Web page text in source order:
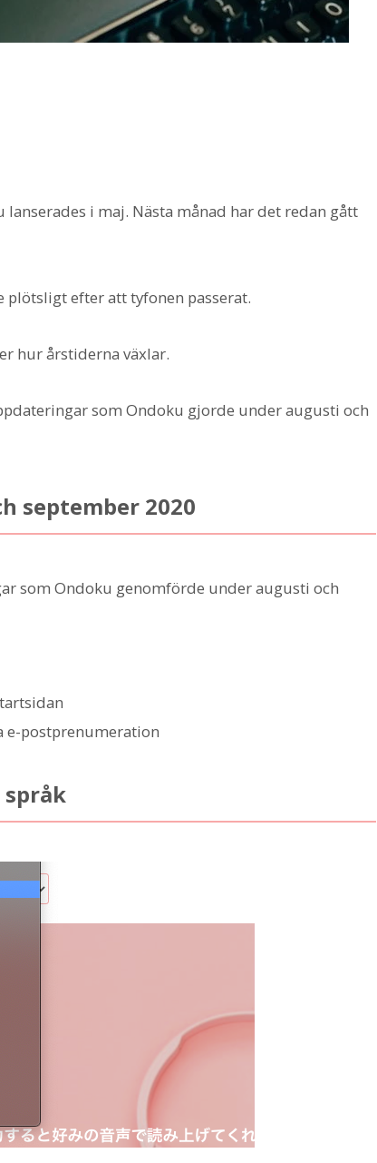
i maj. Nästa månad har det redan gått
plötsligt efter att tyfonen passerat.
hur årstiderna växlar.
som Ondoku gjorde under augusti och
september 2020
som Ondoku genomförde under augusti och
e-postprenumeration
språk